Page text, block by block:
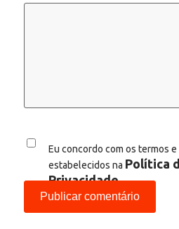
Eu concordo com os termos
estabelecidos na Política
Privacidade